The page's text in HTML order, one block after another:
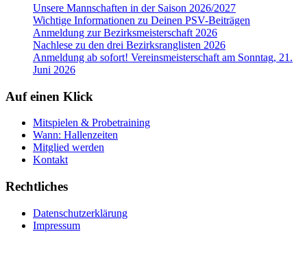
Unsere Mannschaften in der Saison 2026/2027
Wichtige Informationen zu Deinen PSV-Beiträgen
Anmeldung zur Bezirksmeisterschaft 2026
Nachlese zu den drei Bezirksranglisten 2026
Anmeldung ab sofort! Vereinsmeisterschaft am Sonntag, 21.
Juni 2026
Auf einen Klick
Mitspielen & Probetraining
Wann: Hallenzeiten
Mitglied werden
Kontakt
Rechtliches
Datenschutzerklärung
Impressum